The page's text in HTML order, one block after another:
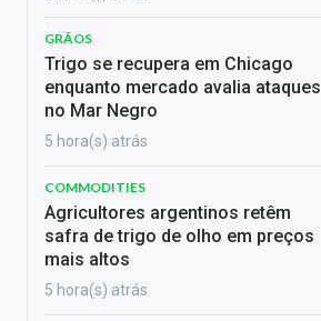
GRÃOS
Trigo se recupera em Chicago
enquanto mercado avalia ataques
no Mar Negro
5 hora(s) atrás
COMMODITIES
Agricultores argentinos retêm
safra de trigo de olho em preços
mais altos
5 hora(s) atrás